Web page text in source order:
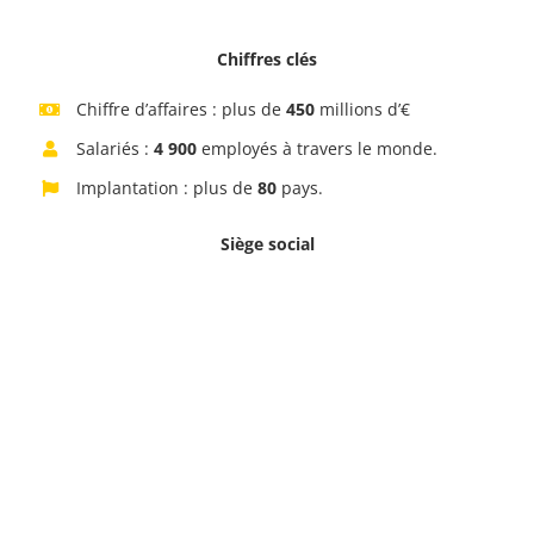
Chiffres clés
Chiffre d’affaires : plus de 450millions d’€
Salariés : 4 900employés à travers le monde.
Implantation : plus de 80pays.
Siège social